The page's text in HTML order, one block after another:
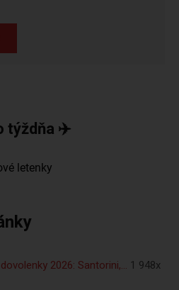
týždňa ✈️
2026: Santorini,… 1 948x